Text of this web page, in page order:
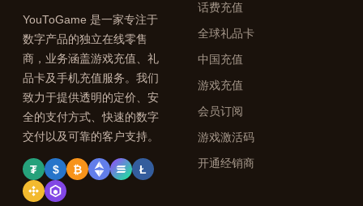
YouToGame 是一家专注于
数字产品的独立在线零售
商，业务涵盖游戏充值、礼
品卡及手机充值服务。我们
致力于提供透明的定价、安
全的支付方式、快速的数字
交付以及可靠的客户支持。
₮ $ ₿ Ł
话费充值
全球礼品卡
中国充值
游戏充值
会员订阅
游戏激活码
开通经销商